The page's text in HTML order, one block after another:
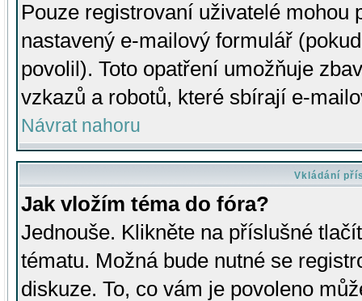
Pouze registrovaní uživatelé mohou
nastavený e-mailový formulář
povolil). Toto opatření umožňuje
vzkazů a robotů, které sbírají e-
Návrat nahoru
Vkládání
Jak vložím téma do fóra?
Jednouše. Klikněte na příslušné
tématu. Možná bude nutné se
diskuze. To, co vám je povoleno